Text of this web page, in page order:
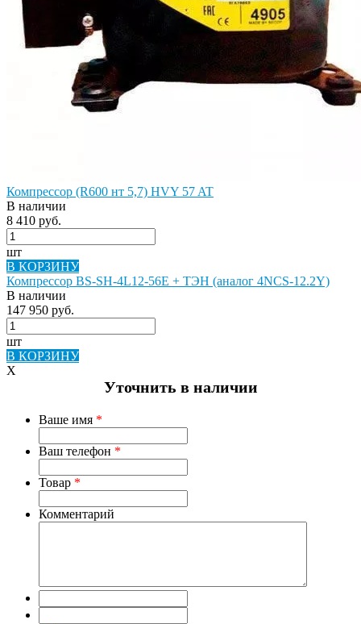
Компрессор (R600 нт 5,7) HVY 57 AT
В наличии
8 410 руб.
шт
В КОРЗИНУ
Компрессор BS-SH-4L12-56E + ТЭН (аналог 4NCS-12.2Y)
В наличии
147 950 руб.
шт
В КОРЗИНУ
X
Уточнить в наличии
Ваше имя *
Ваш телефон *
Товар *
Комментарий